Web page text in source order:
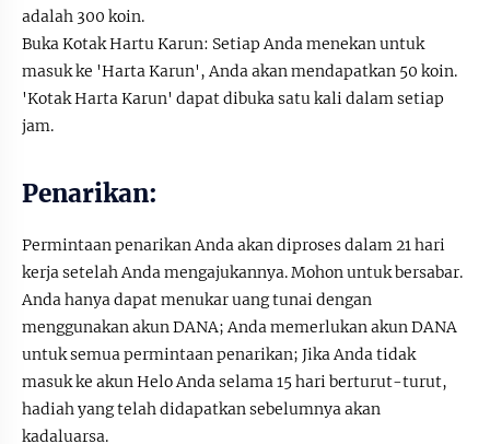
adalah 300 koin.
Buka Kotak Hartu Karun: Setiap Anda menekan untuk
masuk ke 'Harta Karun', Anda akan mendapatkan 50 koin.
'Kotak Harta Karun' dapat dibuka satu kali dalam setiap
jam.
Penarikan:
Permintaan penarikan Anda akan diproses dalam 21 hari
kerja setelah Anda mengajukannya. Mohon untuk bersabar.
Anda hanya dapat menukar uang tunai dengan
menggunakan akun DANA; Anda memerlukan akun DANA
untuk semua permintaan penarikan; Jika Anda tidak
masuk ke akun Helo Anda selama 15 hari berturut-turut,
hadiah yang telah didapatkan sebelumnya akan
kadaluarsa.